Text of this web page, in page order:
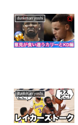
dunkman yoshi
dunkman yoshi